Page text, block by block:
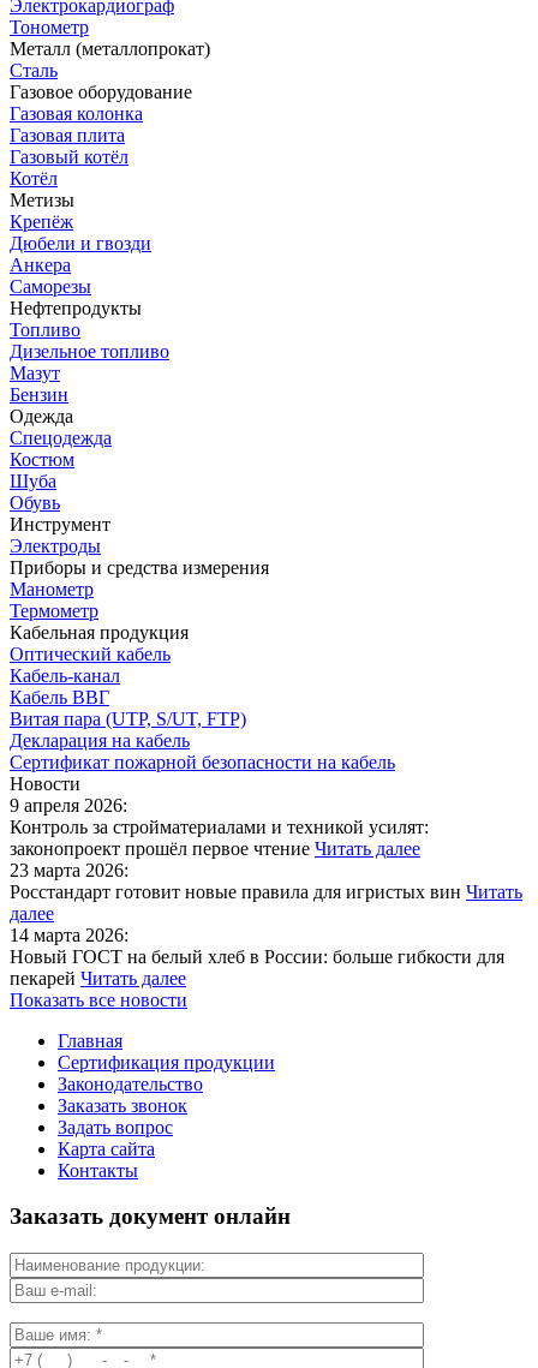
Электрокардиограф
Тонометр
Металл (металлопрокат)
Сталь
Газовое оборудование
Газовая колонка
Газовая плита
Газовый котёл
Котёл
Метизы
Крепёж
Дюбели и гвозди
Анкера
Саморезы
Нефтепродукты
Топливо
Дизельное топливо
Мазут
Бензин
Одежда
Спецодежда
Костюм
Шуба
Обувь
Инструмент
Электроды
Приборы и средства измерения
Манометр
Термометр
Кабельная продукция
Оптический кабель
Кабель-канал
Кабель ВВГ
Витая пара (UTP, S/UT, FTP)
Декларация на кабель
Сертификат пожарной безопасности на кабель
Новости
9 апреля 2026:
Контроль за стройматериалами и техникой усилят:
законопроект прошёл первое чтение Читать далее
23 марта 2026:
Росстандарт готовит новые правила для игристых вин Читать
далее
14 марта 2026:
Новый ГОСТ на белый хлеб в России: больше гибкости для
пекарей Читать далее
Показать все новости
Главная
Сертификация продукции
Законодательство
Заказать звонок
Задать вопрос
Карта сайта
Контакты
Заказать документ онлайн